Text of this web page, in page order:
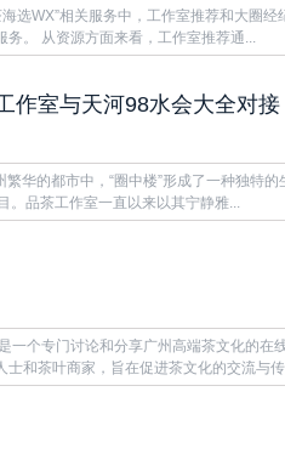
选WX”相关服务中，工作室推荐和大圈经
。 从资源方面来看，工作室推荐通...
作室与天河98水会大全对接
繁华的都市中，“圈中楼”形成了一种独特
。品茶工作室一直以来以其宁静雅...
一个专门讨论和分享广州高端茶文化的在
士和茶叶商家，旨在促进茶文化的交流与